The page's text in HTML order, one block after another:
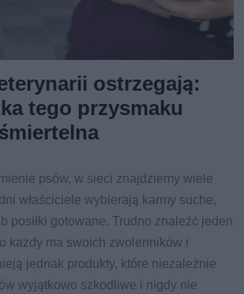
ostrzegają:
tego przysmaku
psów, w sieci znajdziemy wiele
właściciele wybierają karmy suche,
posiłki gotowane. Trudno znaleźć jeden
każdy ma swoich zwolenników i
jednak produkty, które niezależnie
wyjątkowo szkodliwe i nigdy nie